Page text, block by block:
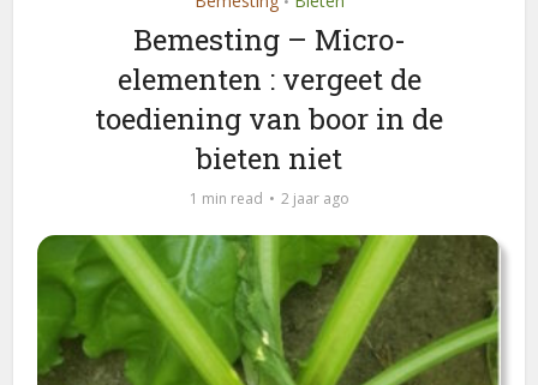
Bemesting – Micro-
elementen : vergeet de
toediening van boor in de
bieten niet
1 min read 2 jaar ago